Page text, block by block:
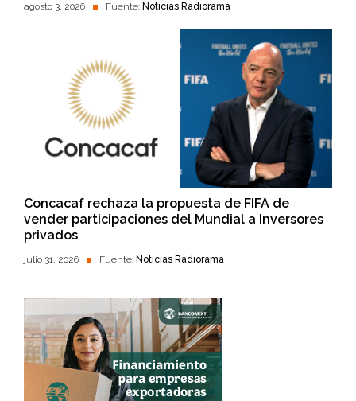
agosto 3, 2026 Fuente: Noticias Radiorama
Concacaf rechaza la propuesta de FIFA de
vender participaciones del Mundial a Inversores
privados
julio 31, 2026 Fuente: Noticias Radiorama